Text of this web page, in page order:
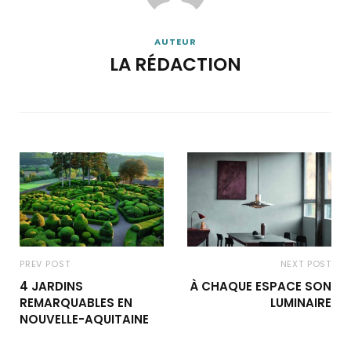
AUTEUR
LA RÉDACTION
PREV POST
4 JARDINS
REMARQUABLES EN
NOUVELLE-AQUITAINE
NEXT POST
À CHAQUE ESPACE SON
LUMINAIRE